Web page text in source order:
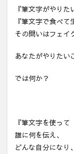
理由
はモ
ノを
売る
2
モノ
から
コト
が作
りた
『筆文字がやりた
『筆文字で食べて
その問いはフェイ
あなたがやりたい
では何か？
『筆文字を使って
誰に何を伝え、
どんな自分になり、